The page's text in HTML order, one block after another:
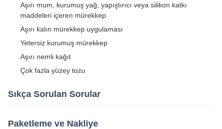
Aşırı mum, kurumuş yağ, yapıştırıcı veya silikon katkı
maddeleri içeren mürekkep
Aşırı kalın mürekkep uygulaması
Yetersiz kurumuş mürekkep
Aşırı nemli kağıt
Çok fazla yüzey tozu
Sıkça Sorulan Sorular
Paketleme ve Nakliye